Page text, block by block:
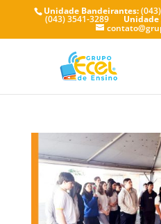
Unidade Bandeirantes:
(043) 3541-3289